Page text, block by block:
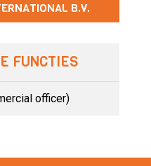
B.V.
FUNCTIES
officer)